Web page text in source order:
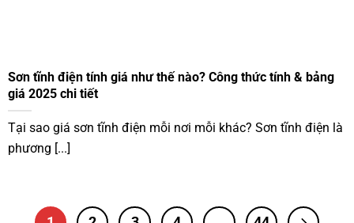
Sơn tĩnh điện tính giá như thế nào? Công thức tính & bảng
giá 2025 chi tiết
Tại sao giá sơn tĩnh điện mỗi nơi mỗi khác? Sơn tĩnh điện là
phương [...]